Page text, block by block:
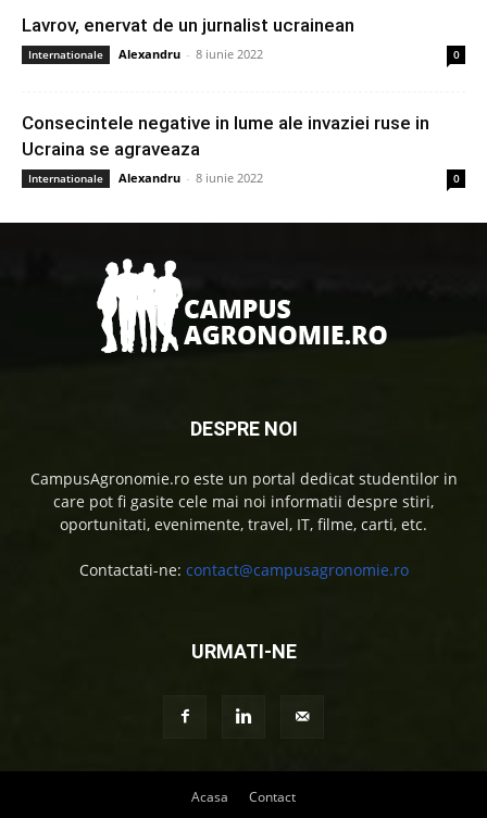
Lavrov, enervat de un jurnalist ucrainean
Internationale Alexandru - 8 iunie 2022 0
Consecintele negative in lume ale invaziei ruse in
Ucraina se agraveaza
Internationale Alexandru - 8 iunie 2022 0
DESPRE NOI
CampusAgronomie.ro este un portal dedicat studentilor in
care pot fi gasite cele mai noi informatii despre stiri,
oportunitati, evenimente, travel, IT, filme, carti, etc.
Contactati-ne: contact@campusagronomie.ro
URMATI-NE
Acasa Contact